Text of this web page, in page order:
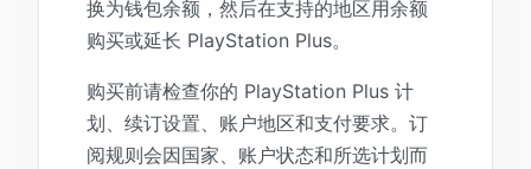
换为钱包余额，然后在支持的地区用余额
购买或延长 PlayStation Plus。
购买前请检查你的 PlayStation Plus 计
划、续订设置、账户地区和支付要求。订
阅规则会因国家、账户状态和所选计划而